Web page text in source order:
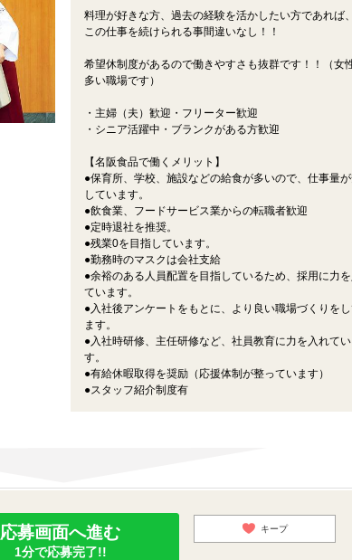
料理が好きな方、過去の経験を活かしたい方であれば、
この仕事を続けられる事間違いなし！！
希望休制度があるので働きやすさも抜群です！！（女
多い職場です）
・主婦（夫）歓迎・フリーター歓迎
・シニア活躍中・ブランクがある方歓迎
【名阪食品で働くメリット】
●保育所、学校、施設などの給食が多いので、仕事量
しています。
●飲食業、フードサービス業からの転職者歓迎
●定時退社を推奨。
●残業0を目指しています。
●勤務時のマスクは会社支給
●余裕のある人員配置を目指しているため、採用に力
ています。
●入社後アンケートをもとに、より良い職場づくりを
ます。
●入社時研修、主任研修など、社員教育に力を入れてい
す。
●有給休暇取得を奨励（応援体制が整っています）
●スタッフ紹介制度有
応募画面へ進む
1分で応募完了!!
キープ